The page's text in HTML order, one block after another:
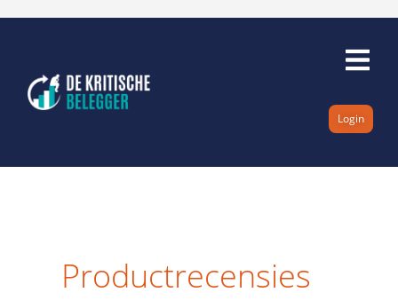
inhoud
Login
Productrecensies